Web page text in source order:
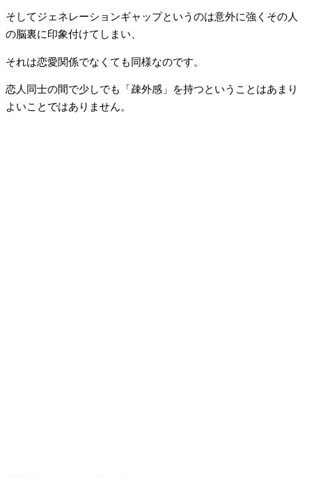
そしてジェネレーションギャップというのは意外に強くその人
の脳裏に印象付けてしまい、
それは恋愛関係でなくても同様なのです。
恋人同士の間で少しでも「疎外感」を持つということはあまり
よいことではありません。